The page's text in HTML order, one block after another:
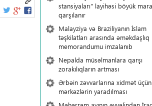
stansiyaları" layihəsi böyük
qarşılanır
Malayziya və Braziliyanın İslam
təşkilatları arasında əməkdaşlıq
memorandumu imzalanıb
Nepalda müsəlmanlara qarşı
zorakılıqların artması
Ərbəin zəvvarlarına xidmət
mərkəzlərin yaradılması